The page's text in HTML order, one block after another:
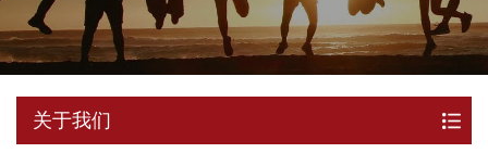
关于我们